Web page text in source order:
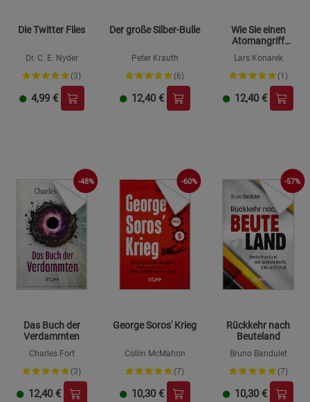
Die Twitter Files
Dr. C. E. Nyder
(3)
4,99 €
Der große Silber-Bulle
Peter Krauth
(6)
12,40 €
Wie Sie einen
Atomangriff
Lars Konarek
(1)
12,40 €
-48%
Das Buch der
Verdammten
Charles Fort
(3)
12,40 €
-60%
George Soros' Krieg
Collin McMahon
(7)
10,30 €
-57%
Rückkehr nach
Beuteland
Bruno Bandulet
(7)
10,30 €